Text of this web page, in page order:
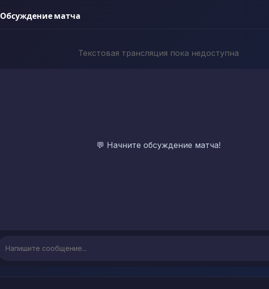
Обсуждение матча
Текстовая трансляция пока недоступна
💬 Начните обсуждение матча!